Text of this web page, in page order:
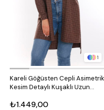
1
Kareli Göğüsten Cepli Asimetrik
Kesim Detaylı Kuşaklı Uzun
₺1.449,00